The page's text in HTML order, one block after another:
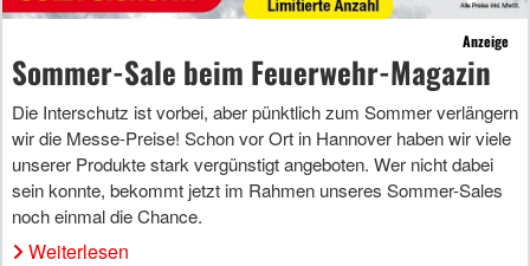
Anzeige
Sommer-Sale beim Feuerwehr-Magazin
Die Interschutz ist vorbei, aber pünktlich zum Sommer verlängern
wir die Messe-Preise! Schon vor Ort in Hannover haben wir viele
unserer Produkte stark vergünstigt angeboten. Wer nicht dabei
sein konnte, bekommt jetzt im Rahmen unseres Sommer-Sales
noch einmal die Chance.
Weiterlesen